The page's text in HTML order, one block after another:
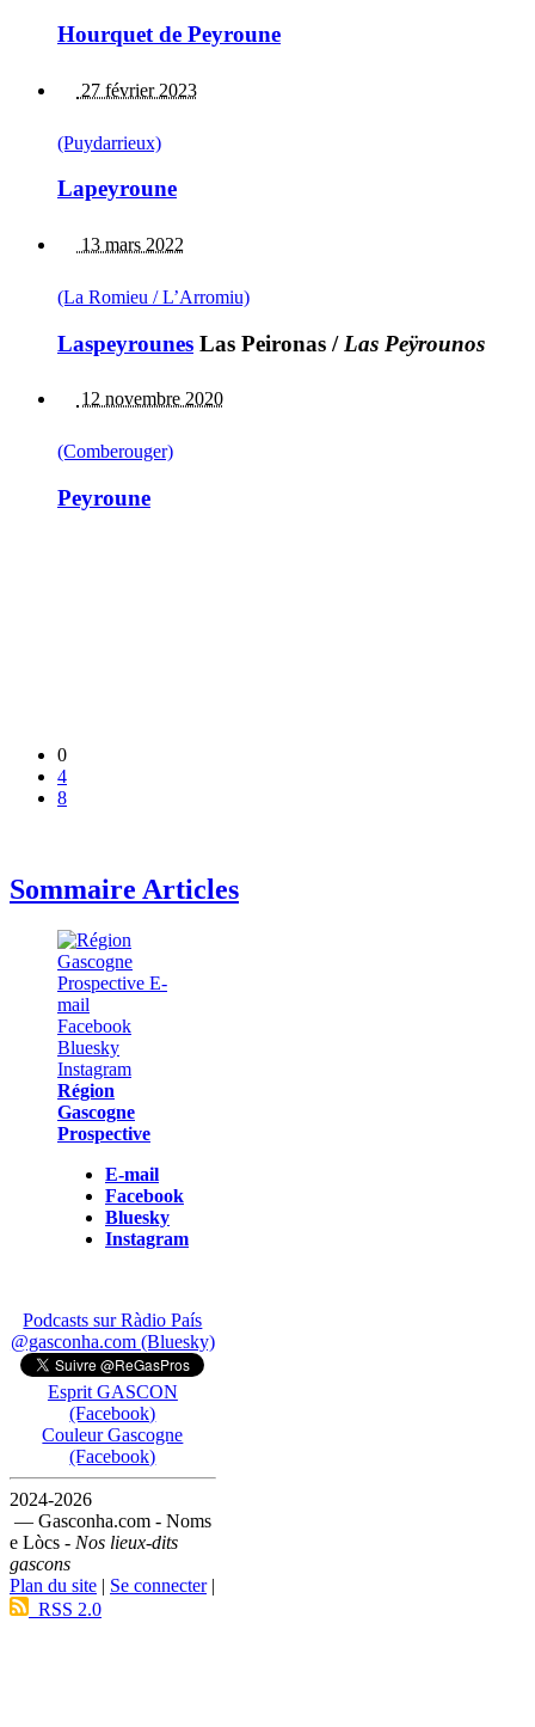
Hourquet de Peyroune
27 février 2023
(Puydarrieux)
Lapeyroune
13 mars 2022
(La Romieu / L’Arromiu)
Laspeyrounes Las Peironas / Las Peÿrounos
12 novembre 2020
(Comberouger)
Peyroune
0
4
8
Sommaire Articles
Région
Gascogne
Prospective
E-mail
Facebook
Bluesky
Instagram
Podcasts sur Ràdio País
@gasconha.com (Bluesky)
Esprit GASCON
(Facebook)
Couleur Gascogne
(Facebook)
2024-2026
— Gasconha.com - Noms
e Lòcs - Nos lieux-dits
gascons
Plan du site | Se connecter|
RSS 2.0